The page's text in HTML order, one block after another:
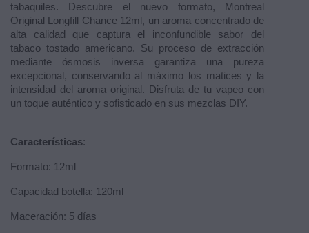
tabaquiles. Descubre el nuevo formato, Montreal
Original Longfill Chance 12ml, un aroma concentrado de
alta calidad que captura el inconfundible sabor del
tabaco tostado americano. Su proceso de extracción
mediante ósmosis inversa garantiza una pureza
excepcional, conservando al máximo los matices y la
intensidad del aroma original. Disfruta de tu vapeo con
un toque auténtico y sofisticado en sus mezclas DIY.
Características:
Formato: 12ml
Capacidad botella: 120ml
Maceración: 5 días